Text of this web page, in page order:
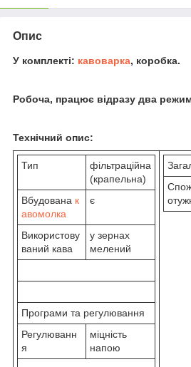
Опис
У комплекті: кавоварка, коробка.
Робоча, працює відразу два
Технічний опис:
Тип
фільтраційна
(крапельна)
Вбудована к
авомолка
є
Використову
ваний кава
у зернах
мелений
Програми та регулювання
Регулюванн
я
міцність
напою